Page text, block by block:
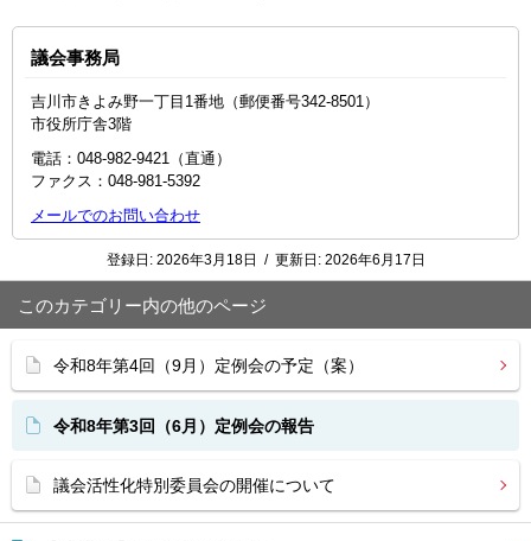
議会事務局
吉川市きよみ野一丁目1番地（郵便番号342-8501）
市役所庁舎3階
電話：048-982-9421（直通）
ファクス：048-981-5392
メールでのお問い合わせ
登録日: 2026年3月18日 / 更新日: 2026年6月17日
このカテゴリー内の他のページ
令和8年第4回（9月）定例会の予定（案）
令和8年第3回（6月）定例会の報告
議会活性化特別委員会の開催について